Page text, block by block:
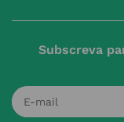
Subscreva